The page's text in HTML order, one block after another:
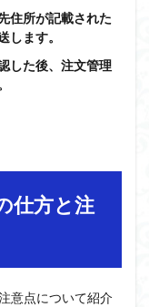
住所が記載された
します。
した後、注文管理
仕方と注
意点について紹介